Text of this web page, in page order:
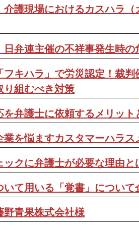
介護現場におけるカスハラ
日弁連主催の不祥事発生時
フキハラ」で労災認定！裁
り組むべき対策
を弁護士に依頼するメリッ
業を悩ますカスタマーハラ
ックに弁護士が必要な理由
いて用いる「覚書」につい
野青果株式会社様